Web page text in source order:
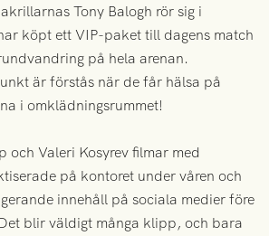
Tony Balogh rör sig i
köpt ett VIP-paket till dagens match
på hela arenan.
är förstås när de får hälsa på
i omklädningsrummet!
och Valeri Kosyrev filmar med
på kontoret under våren och
innehåll på sociala medier före
blir väldigt många klipp, och bara